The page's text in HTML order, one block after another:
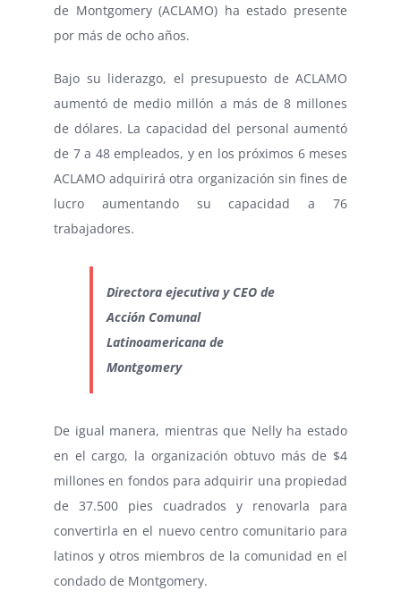
de Montgomery (ACLAMO) ha estado presente
por más de ocho años.
Bajo su liderazgo, el presupuesto de ACLAMO
aumentó de medio millón a más de 8 millones
de dólares. La capacidad del personal aumentó
de 7 a 48 empleados, y en los próximos 6 meses
ACLAMO adquirirá otra organización sin fines de
lucro aumentando su capacidad a 76
trabajadores.
Directora ejecutiva y CEO de
Acción Comunal
Latinoamericana de
Montgomery
De igual manera, mientras que Nelly ha estado
en el cargo, la organización obtuvo más de $4
millones en fondos para adquirir una propiedad
de 37.500 pies cuadrados y renovarla para
convertirla en el nuevo centro comunitario para
latinos y otros miembros de la comunidad en el
condado de Montgomery.